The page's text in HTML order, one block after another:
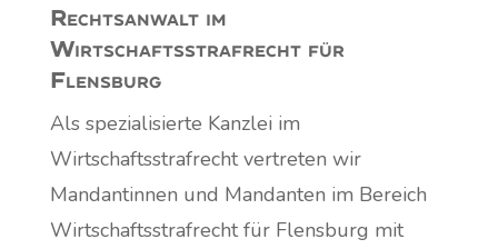
Rechtsanwalt im
Wirtschaftsstrafrecht für
Flensburg
Als spezialisierte Kanzlei im
Wirtschaftsstrafrecht vertreten wir
Mandantinnen und Mandanten im Bereich
Wirtschaftsstrafrecht für Flensburg mit